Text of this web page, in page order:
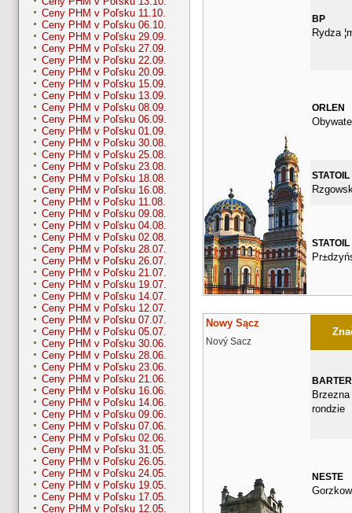
Ceny PHM v Poľsku 11.10.
Ceny PHM v Poľsku 06.10.
Ceny PHM v Poľsku 29.09.
Ceny PHM v Poľsku 27.09.
Ceny PHM v Poľsku 22.09.
Ceny PHM v Poľsku 20.09.
Ceny PHM v Poľsku 15.09.
Ceny PHM v Poľsku 13.09.
Ceny PHM v Poľsku 08.09.
Ceny PHM v Poľsku 06.09.
Ceny PHM v Poľsku 01.09.
Ceny PHM v Poľsku 30.08.
Ceny PHM v Poľsku 25.08.
Ceny PHM v Poľsku 23.08.
Ceny PHM v Poľsku 18.08.
Ceny PHM v Poľsku 16.08.
Ceny PHM v Poľsku 11.08.
Ceny PHM v Poľsku 09.08.
Ceny PHM v Poľsku 04.08.
Ceny PHM v Poľsku 02.08.
Ceny PHM v Poľsku 28.07.
Ceny PHM v Poľsku 26.07.
Ceny PHM v Poľsku 21.07.
Ceny PHM v Poľsku 19.07.
Ceny PHM v Poľsku 14.07.
Ceny PHM v Poľsku 12.07.
Ceny PHM v Poľsku 07.07.
Ceny PHM v Poľsku 05.07.
Ceny PHM v Poľsku 30.06.
Ceny PHM v Poľsku 28.06.
Ceny PHM v Poľsku 23.06.
Ceny PHM v Poľsku 21.06.
Ceny PHM v Poľsku 16.06.
Ceny PHM v Poľsku 14.06.
Ceny PHM v Poľsku 09.06.
Ceny PHM v Poľsku 07.06.
Ceny PHM v Poľsku 02.06.
Ceny PHM v Poľsku 31.05.
Ceny PHM v Poľsku 26.05.
Ceny PHM v Poľsku 24.05.
Ceny PHM v Poľsku 19.05.
Ceny PHM v Poľsku 17.05.
Ceny PHM v Poľsku 12.05.
BP
Rydza
ORLEN
STATOIL
STATOIL
Nowy Sącz
Nový Sacz
BARTER
rondzie
NESTE